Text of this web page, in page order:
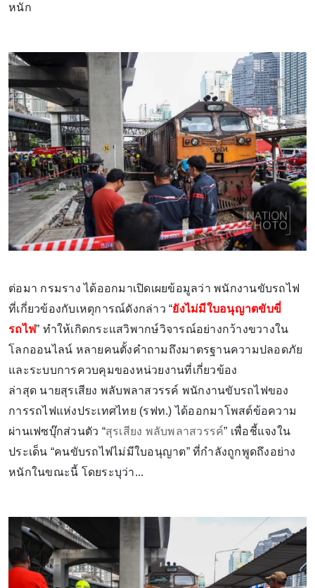
หนัก
ต่อมา กรมราง ได้ออกมาเปิดเผยข้อมูลว่า พนักงานขับรถไฟ
ที่เกี่ยวข้องกับเหตุการณ์ดังกล่าว “ยังไม่มีใบอนุญาตขับขี่
รถไฟ” ทำให้เกิดกระแสวิพากษ์วิจารณ์อย่างกว้างขวางใน
โลกออนไลน์ หลายคนตั้งคำถามถึงมาตรฐานความปลอดภัย
และระบบการควบคุมของหน่วยงานที่เกี่ยวข้อง
ล่าสุด นายสุรเสียง พลับพลาสวรรค์ พนักงานขับรถไฟของ
การรถไฟแห่งประเทศไทย (รฟท.) ได้ออกมาโพสต์ข้อความ
ผ่านเฟซบุ๊กส่วนตัว “สุรเสียง พลับพลาสวรรค์” เพื่อชี้แจงใน
ประเด็น “คนขับรถไฟไม่มีใบอนุญาต” ที่กำลังถูกพูดถึงอย่าง
หนักในขณะนี้ โดยระบุว่า...